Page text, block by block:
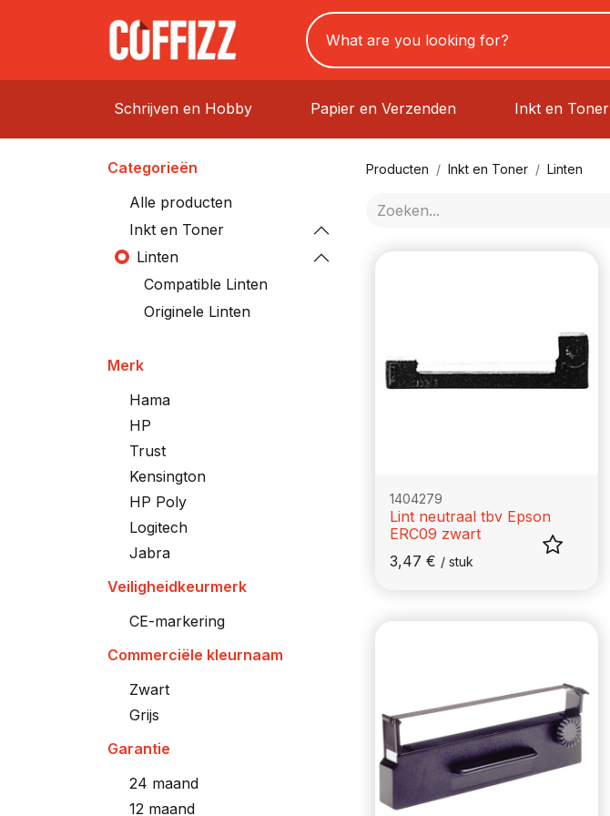
Schrijven en Hobby Papier en Verzenden Inkt en Toner
Categorieën
Alle producten
Inkt en Toner
Linten
Compatible Linten
Originele Linten
Merk
Hama
HP
Trust
Kensington
HP Poly
Logitech
Jabra
Veiligheidkeurmerk
CE-markering
Commerciële kleurnaam
Zwart
Grijs
Garantie
24 maand
12 maand
Producten Inkt en Toner Linten
1404279
Lint neutraal tbv Epson
ERC09 zwart
3,47 € / stuk